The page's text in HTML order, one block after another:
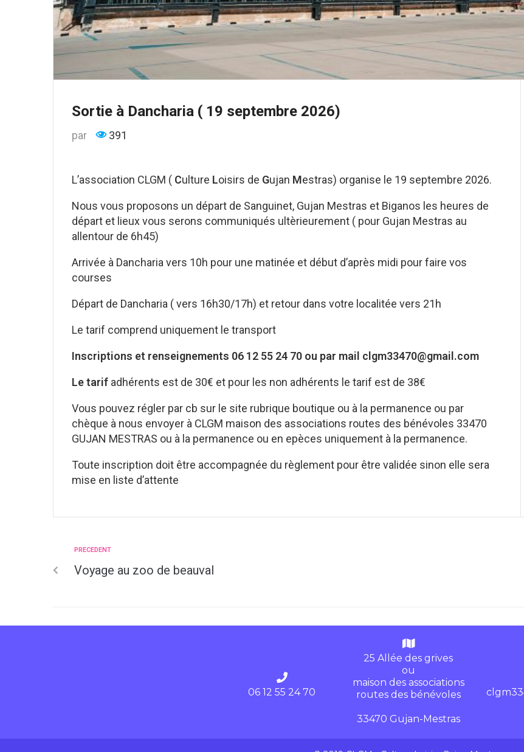
Sortie à Dancharia ( 19 septembre 2026)
par 391
L’association CLGM ( Culture Loisirs de Gujan Mestras) organise le 19 septembre 2026.
Nous vous proposons un départ de Sanguinet, Gujan Mestras et Biganos les heures de
départ et lieux vous serons communiqués ultèrieurement ( pour Gujan Mestras au
allentour de 6h45)
Arrivée à Dancharia vers 10h pour une matinée et début d’après midi pour faire vos
courses
Départ de Dancharia ( vers 16h30/17h) et retour dans votre localitée vers 21h
Le tarif comprend uniquement le transport
Inscriptions et renseignements 06 12 55 24 70 ou par mail clgm33470@gmail.com
Le tarif adhérents est de 30€ et pour les non adhérents le tarif est de 38€
Vous pouvez régler par cb sur le site rubrique boutique ou à la permanence ou par
chèque à nous envoyer à CLGM maison des associations routes des bénévoles 33470
GUJAN MESTRAS ou à la permanence ou en epèces uniquement à la permanence.
Toute inscription doit être accompagnée du règlement pour être validée sinon elle sera
mise en liste d’attente
PRECEDENT
Voyage au zoo de beauval
06 12 55 24 70
25 Allée des grives
ou
maison des associations
routes des bénévoles
33470 Gujan-Mestras